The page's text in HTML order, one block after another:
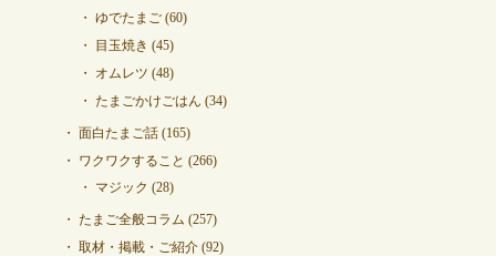
ゆでたまご(60)
目玉焼き (45)
オムレツ (48)
たまごかけごはん (34)
面白たまご話(165)
ワクワクすること (266)
マジック (28)
たまご全般コラム (257)
取材・掲載・ご紹介(92)